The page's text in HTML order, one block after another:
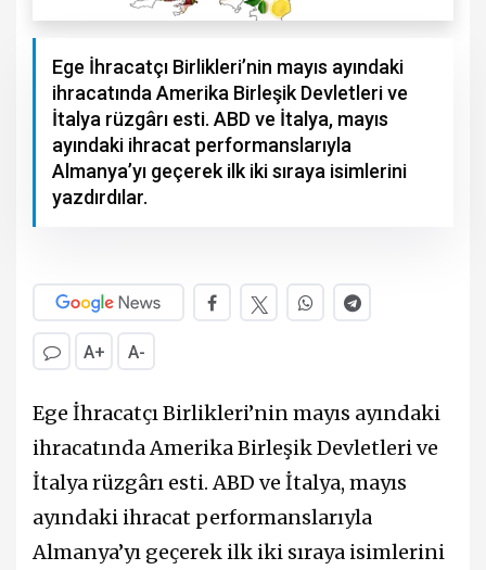
Ege İhracatçı Birlikleri’nin mayıs ayındaki
ihracatında Amerika Birleşik Devletleri ve
İtalya rüzgârı esti. ABD ve İtalya, mayıs
ayındaki ihracat performanslarıyla
Almanya’yı geçerek ilk iki sıraya isimlerini
yazdırdılar.
A+ A-
Ege İhracatçı Birlikleri’nin mayıs ayındaki
ihracatında Amerika Birleşik Devletleri ve
İtalya rüzgârı esti. ABD ve İtalya, mayıs
ayındaki ihracat performanslarıyla
Almanya’yı geçerek ilk iki sıraya isimlerini